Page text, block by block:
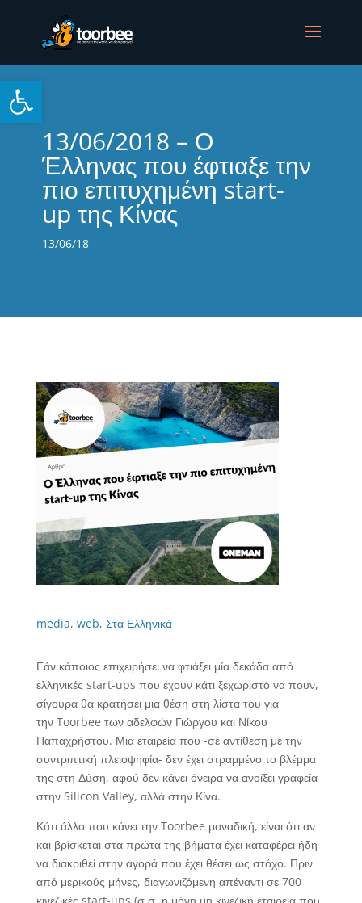
Open toolbar
13/06/2018 – Ο
Έλληνας που έφτιαξε την
πιο επιτυχημένη start-
up της Κίνας
13/06/18
media, web, Στα Ελληνικά
Εάν κάποιος επιχειρήσει να φτιάξει μία δεκάδα από
ελληνικές start-ups που έχουν κάτι ξεχωριστό να πουν,
σίγουρα θα κρατήσει μια θέση στη λίστα του για
την Toorbee των αδελφών Γιώργου και Νίκου
Παπαχρήστου. Μια εταιρεία που -σε αντίθεση με την
συντριπτική πλειοψηφία- δεν έχει στραμμένο το βλέμμα
της στη Δύση, αφού δεν κάνει όνειρα να ανοίξει γραφεία
στην Silicon Valley, αλλά στην Κίνα.
Κάτι άλλο που κάνει την Toorbee μοναδική, είναι ότι αν
και βρίσκεται στα πρώτα της βήματα έχει καταφέρει ήδη
να διακριθεί στην αγορά που έχει θέσει ως στόχο. Πριν
από μερικούς μήνες, διαγωνιζόμενη απέναντι σε 700